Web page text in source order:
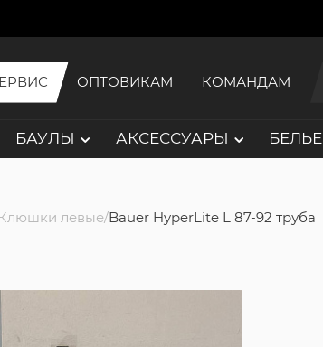
ОПТОВИКАМ КОМАНДАМ
БАУЛЫ АКСЕССУАРЫ БЕЛЬЕ
Клюшки левые Bauer HyperLite L 87-92 труба